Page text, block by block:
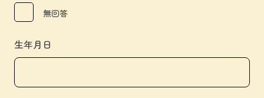
無回答
生年月日